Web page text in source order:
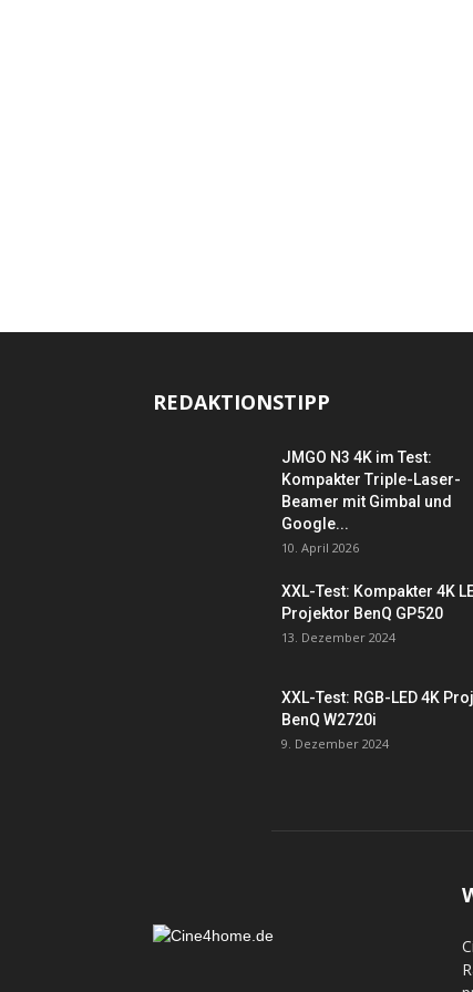
REDAKTIONSTIPP
JMGO N3 4K im Test:
Kompakter Triple-Laser-
Beamer mit Gimbal und
Google...
10. April 2026
XXL-Test: Kompakter 4K
Projektor BenQ GP520
13. Dezember 2024
XXL-Test: RGB-LED 4K
BenQ W2720i
9. Dezember 2024